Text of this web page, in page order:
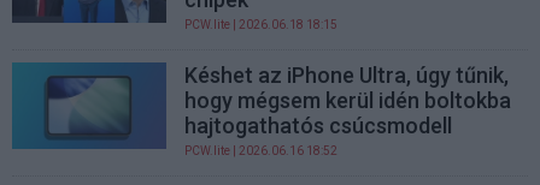
PCW.lite | 2026.06.18 18:15
Késhet az iPhone Ultra, úgy tűnik,
hogy mégsem kerül idén boltokba
hajtogathatós csúcsmodell
PCW.lite | 2026.06.16 18:52